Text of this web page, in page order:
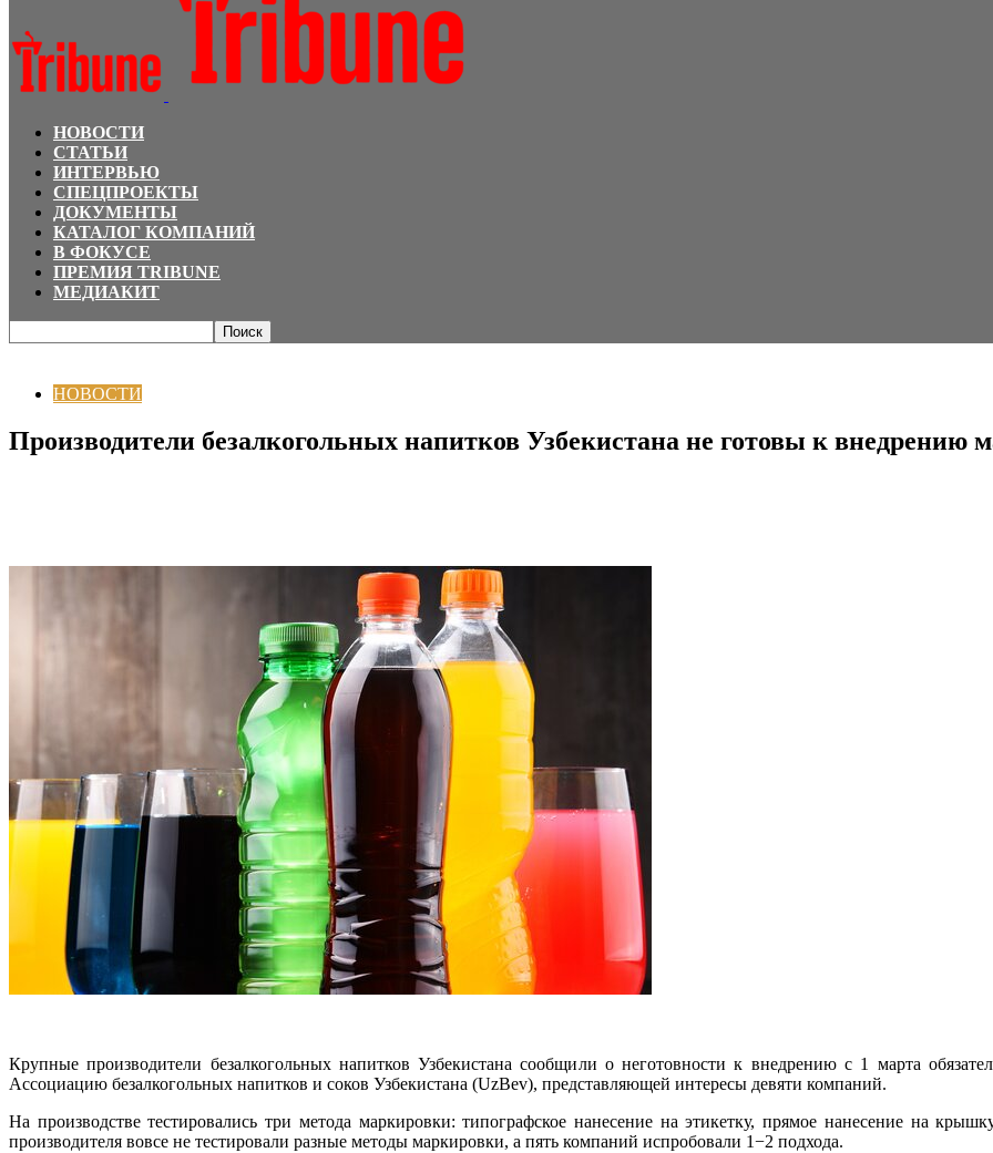
НОВОСТИ
СТАТЬИ
ИНТЕРВЬЮ
СПЕЦПРОЕКТЫ
ДОКУМЕНТЫ
КАТАЛОГ КОМПАНИЙ
В ФОКУСЕ
ПРЕМИЯ TRIBUNE
МЕДИАКИТ
НОВОСТИ
Производители безалкогольных напитков Узбекистана не готовы к внедрению
Крупные производители безалкогольных напитков Узбекистана сообщили о неготовности к внедрению с 1 марта
Ассоциацию безалкогольных напитков и соков Узбекистана (UzBev), представляющей интересы девяти компаний.
На производстве тестировались три метода маркировки: типографское нанесение на этикетку, прямое нанесение на
производителя вовсе не тестировали разные методы маркировки, а пять компаний испробовали 1−2 подхода.